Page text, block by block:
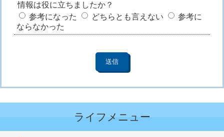
情報は役に立ちましたか？
参考になった
どちらとも言えない
参考に
ならなかった
ライフメニュー